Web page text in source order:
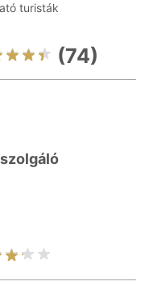
turisták
(74)